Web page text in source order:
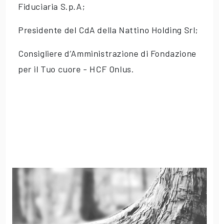
Fiduciaria S.p.A;
Presidente del CdA della Nattino Holding Srl;
Consigliere d’Amministrazione di Fondazione
per il Tuo cuore - HCF Onlus.